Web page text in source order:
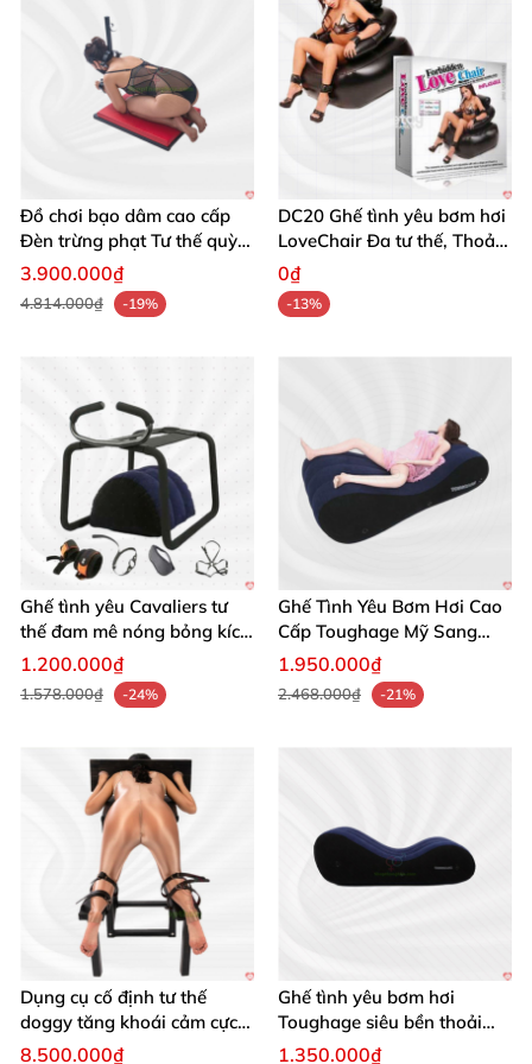
Ghế bạo dâm GSM044 giúp nâng tầm cuộc yêu, bền đẹp, an
Ghế bạo dâm GSM044 giúp nâng tầm cuộc yêu, bền đẹp, an
Ghế bạo dâm GSM044 giúp nâng tầm cuộc yêu, bền đẹp, an
Ghế bạo dâm GSM044 giúp nâng tầm cuộc yêu, bền đẹp, an
Đồ chơi bạo dâm cao cấp
Đèn trừng phạt Tư thế quỳ
sang trọng
3.900.000₫
4.814.000₫ -19%
DC20 Ghế tình yêu bơm hơi
LoveChair Đa tư thế, Thoải
mái
0₫
-13%
Ghế tình yêu Cavaliers tư
thế đam mê nóng bỏng kích
thích cảm xúc
1.200.000₫
1.578.000₫ -24%
Ghế Tình Yêu Bơm Hơi Cao
Cấp Toughage Mỹ Sang
Trọng, Bền
1.950.000₫
2.468.000₫ -21%
Dụng cụ cố định tư thế
doggy tăng khoái cảm cực
đỉnh
8.500.000₫
Ghế tình yêu bơm hơi
Toughage siêu bền thoải
mái nâng tầm trải nghiệm
1.350.000₫